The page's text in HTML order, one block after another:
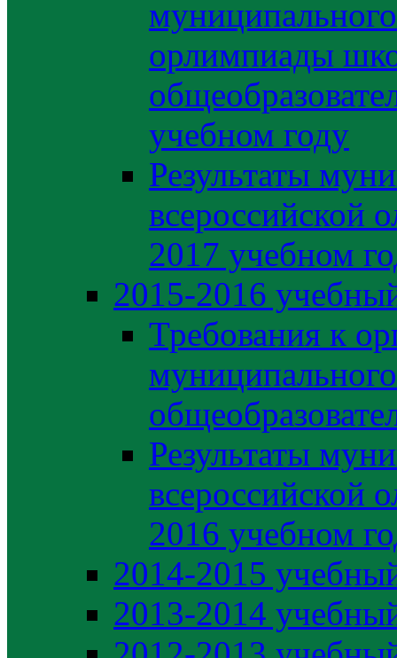
орлимпиады
учебном году
Результаты
всероссийской
2017 учебном
2015-2016
Требования к
Результаты
всероссийской
2016 учебном
2014-2015
2013-2014